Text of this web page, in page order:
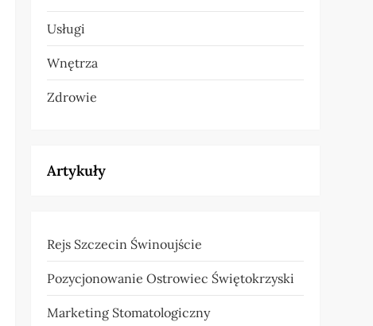
Usługi
Wnętrza
Zdrowie
Artykuły
Rejs Szczecin Świnoujście
Pozycjonowanie Ostrowiec Świętokrzyski
Marketing Stomatologiczny